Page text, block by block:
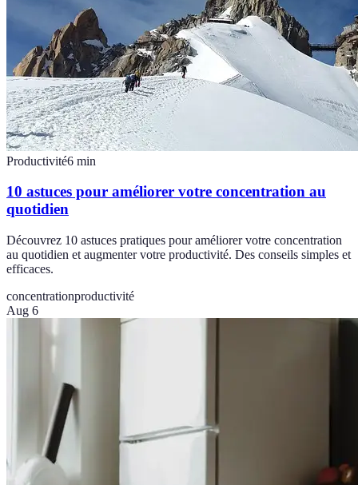
Productivité6 min
10 astuces pour améliorer votre concentration au
quotidien
Découvrez 10 astuces pratiques pour améliorer votre concentration
au quotidien et augmenter votre productivité. Des conseils simples et
efficaces.
concentrationproductivité
Aug 6